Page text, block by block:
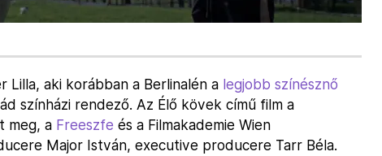
Lilla, aki korábban a Berlinalén a legjobb színésznő
színházi rendező. Az Élő kövek című film a
meg, a Freeszfe és a Filmakademie Wien
Major István, executive producere Tarr Béla.